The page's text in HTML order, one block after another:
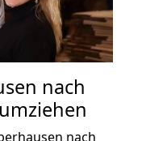
nach
nach